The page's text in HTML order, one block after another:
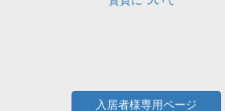
入居者様専用ページ